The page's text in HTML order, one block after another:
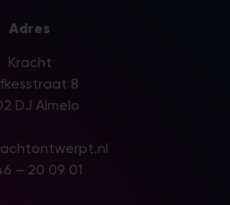
Adres
Kracht
8
DJ Almelo
– 20 09 01